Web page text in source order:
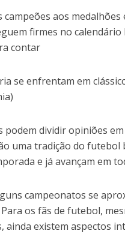
campeões aos
firmes no
contar
se enfrentam em
podem dividir opiniões
uma tradição do
e já avançam em
campeonatos se
os fãs de futebol,
ainda existem aspectos